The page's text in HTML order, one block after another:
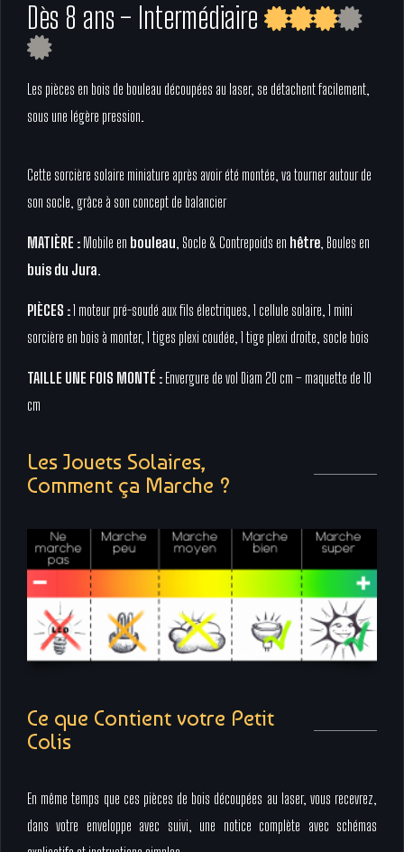
Dès 8 ans – Intermédiaire
Les pièces en bois de bouleau découpées au laser, se détachent facilement,
sous une légère pression.
Cette sorcière solaire miniature après avoir été montée, va tourner autour de
son socle, grâce à son concept de balancier
MATIÈRE : Mobile en bouleau, Socle & Contrepoids en hêtre, Boules en
buis du Jura.
PIÈCES :1 moteur pré-soudé aux fils électriques, 1 cellule solaire, 1 mini
sorcière en bois à monter, 1 tiges plexi coudée, 1 tige plexi droite, socle bois
TAILLE UNE FOIS MONTÉ : Envergure de vol Diam 20 cm – maquette de 10
cm
Les Jouets Solaires,
Comment ça Marche ?
Ce que Contient votre Petit
Colis
En même temps que ces pièces de bois découpées au laser, vous recevrez,
dans votre enveloppe avec suivi, une notice complète avec schémas